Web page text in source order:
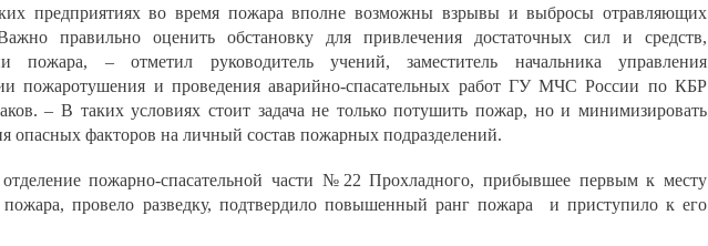
предприятиях во время пожара вполне возможны взрывы и выбросы отравляющих
правильно оценить обстановку для привлечения достаточных сил и средств,
пожара, – отметил руководитель учений, заместитель начальника управления
пожаротушения и проведения аварийно-спасательных работ ГУ МЧС России по КБР
– В таких условиях стоит задача не только потушить пожар, но и минимизировать
опасных факторов на личный состав пожарных подразделений.
пожарно-спасательной части №22 Прохладного, прибывшее первым к месту
пожара, провело разведку, подтвердило повышенный ранг пожара и приступило к его